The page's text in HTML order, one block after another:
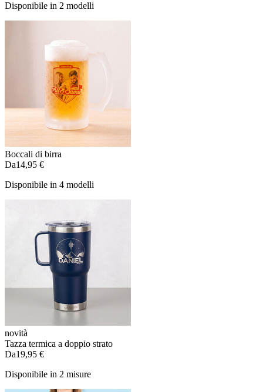
Disponibile in 2 modelli
Boccali di birra
Da14,95 €
Disponibile in 4 modelli
novità
Tazza termica a doppio strato
Da19,95 €
Disponibile in 2 misure